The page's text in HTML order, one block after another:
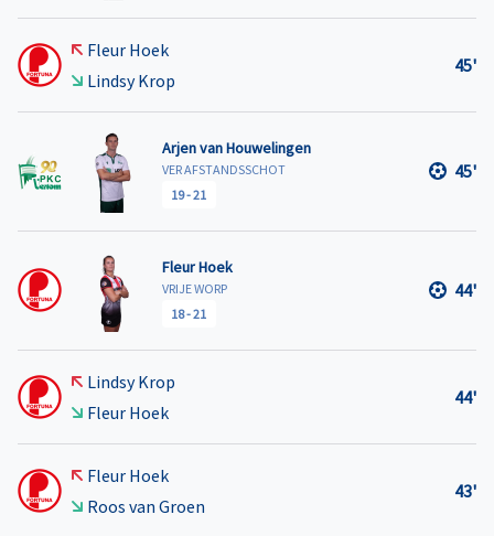
Fleur Hoek
Lindsy Krop
45'
Arjen van Houwelingen
VER AFSTANDSSCHOT
19-21
45'
Fleur Hoek
VRIJE WORP
18-21
44'
Lindsy Krop
Fleur Hoek
44'
Fleur Hoek
Roos van Groen
43'